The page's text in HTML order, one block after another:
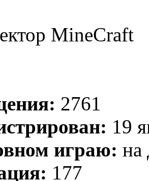
MineCraft
2761
19
играю: на
177